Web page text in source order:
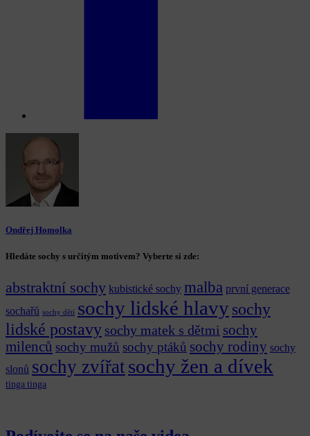
Ondřej Homolka
Hledáte sochy s určitým motivem? Vyberte si zde:
abstraktní sochy kubistické sochy malba první generace
sochařů sochy dětí sochy lidské hlavy sochy
lidské postavy sochy matek s dětmi sochy
milenců sochy mužů sochy ptáků sochy rodiny sochy
slonů sochy zvířat sochy žen a dívek
tinga tinga